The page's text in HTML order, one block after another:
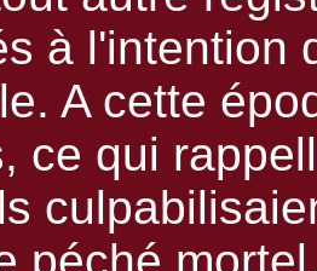
à l'intention
A cette
ce qui